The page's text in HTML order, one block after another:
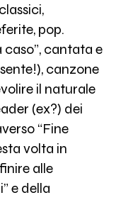
pop.
caso”, cantata e
canzone
il naturale
(ex?) dei
“Fine
volta in
alle
e della